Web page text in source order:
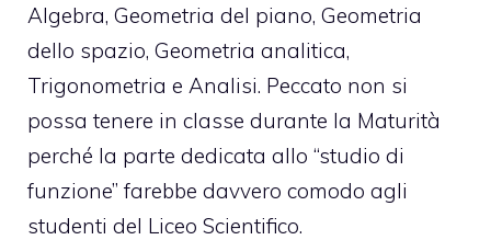
Algebra, Geometria del piano, Geometria
dello spazio, Geometria analitica,
Trigonometria e Analisi. Peccato non si
possa tenere in classe durante la Maturità
perché la parte dedicata allo “studio di
funzione” farebbe davvero comodo agli
studenti del Liceo Scientifico.